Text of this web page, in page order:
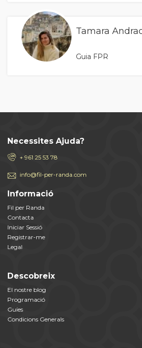
Tamara
Guia FPR
Necessites Ajuda?
+ 961 25 53 78
info@fil-per-randa.com
Informació
Fil per Randa
Contacta
Iniciar Sessió
Registrar-me
Legal
Descobreix
El nostre blog
Programació
Guíes
Condicions Generals